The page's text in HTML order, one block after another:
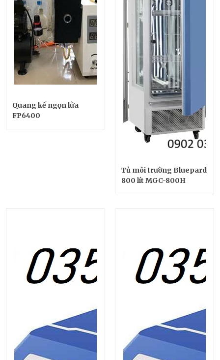
Quang kế ngọn lửa
FP6400
Tủ môi trường Bluepard
800 lít MGC-800H